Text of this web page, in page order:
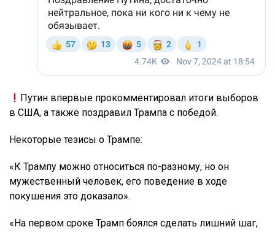
Путин впервые прокомментировал итоги выборов
в США, а также поздравил Трампа с победой.
Некоторые тезисы о Трампе:
«К Трампу можно относиться по-разному, но он
мужественный человек, его поведение в ходе
покушения это доказало».
«На первом сроке Трамп боялся сделать лишний шаг,